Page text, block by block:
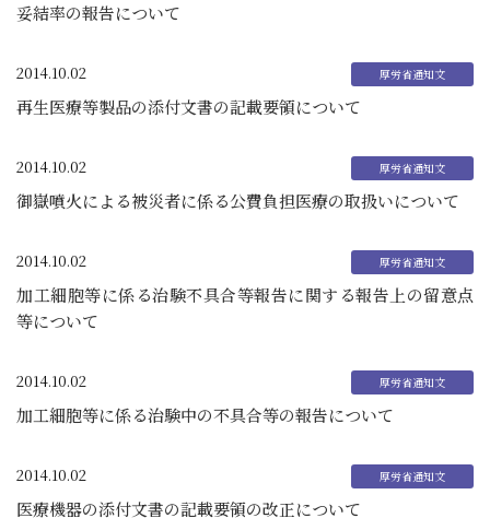
妥結率の報告について
2014.10.02
再生医療等製品の添付文書の記載要領について
2014.10.02
御嶽噴火による被災者に係る公費負担医療の取扱いについて
2014.10.02
加工細胞等に係る治験不具合等報告に関する報告上の留意点
等について
2014.10.02
加工細胞等に係る治験中の不具合等の報告について
2014.10.02
医療機器の添付文書の記載要領の改正について